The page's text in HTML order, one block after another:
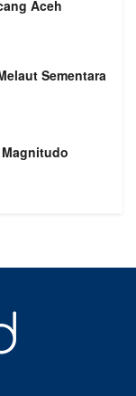
Aceh
Sementara